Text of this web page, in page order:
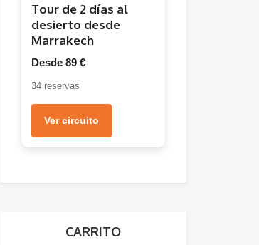
Tour de 2 días al
desierto desde
Marrakech
Desde 89 €
34 reservas
Ver circuito
CARRITO